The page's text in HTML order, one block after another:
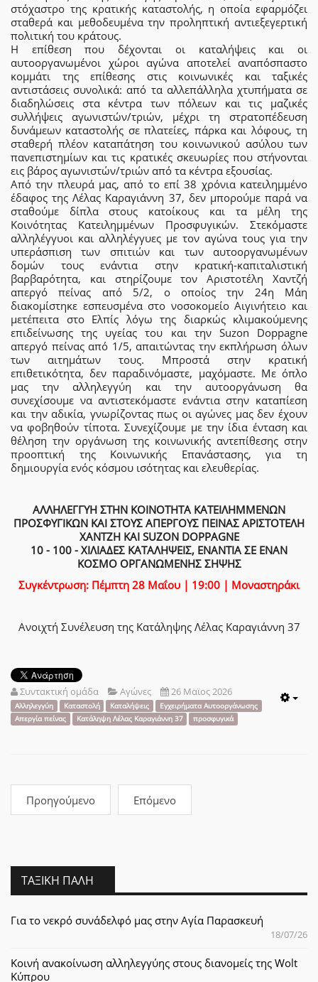
στόχαστρο της κρατικής καταστολής, η οποία εφαρμόζει
σταθερά και μεθοδευμένα την προληπτική αντιεξεγερτική
πολιτική του κράτους.
Η επίθεση που δέχονται οι καταλήψεις και οι
αυτοοργανωμένοι χώροι αγώνα αποτελεί αναπόσπαστο
κομμάτι της επίθεσης στις κοινωνικές και ταξικές
αντιστάσεις συνολικά: από τα αλλεπάλληλα χτυπήματα σε
διαδηλώσεις στα κέντρα των πόλεων και τις μαζικές
συλλήψεις αγωνιστών/τριών, μέχρι τη στρατοπέδευση
δυνάμεων καταστολής σε πλατείες, πάρκα και λόφους, τη
σταθερή πλέον καταπάτηση του κοινωνικού ασύλου των
πανεπιστημίων και τις κρατικές σκευωρίες που στήνονται
εις βάρος αγωνιστών/τριών από τα κέντρα εξουσίας.
Από την πλευρά μας, από το επί 38 χρόνια κατειλημμένο
έδαφος της Λέλας Καραγιάννη 37, δεν μπορούμε παρά να
σταθούμε δίπλα στους κατοίκους και τα μέλη της
Κοινότητας Κατειλημμένων Προσφυγικών. Στεκόμαστε
αλληλέγγυοι και αλληλέγγυες με τον αγώνα τους για την
υπεράσπιση των σπιτιών και των αυτοοργανωμένων
δομών τους ενάντια στην κρατική-καπιταλιστική
βαρβαρότητα, και στηρίζουμε τον Αριστοτέλη Χαντζή
απεργό πείνας από 5/2, ο οποίος την 24η Μάη
διακομίστηκε εσπευσμένα στο νοσοκομείο Αιγινήτειο και
μετέπειτα στο Ελπίς λόγω της διαρκώς κλιμακούμενης
επιδείνωσης της υγείας του και την Suzon Doppagne
απεργό πείνας από 1/5, απαιτώντας την εκπλήρωση όλων
των αιτημάτων τους. Μπροστά στην κρατική
επιθετικότητα, δεν παραδινόμαστε, μαχόμαστε. Με όπλο
μας την αλληλεγγύη και την αυτοοργάνωση θα
συνεχίσουμε να αντιστεκόμαστε ενάντια στην καταπίεση
και την αδικία, γνωρίζοντας πως οι αγώνες μας δεν έχουν
να φοβηθούν τίποτα. Συνεχίζουμε με την ίδια ένταση και
θέληση την οργάνωση της κοινωνικής αντεπίθεσης στην
προοπτική της Κοινωνικής Επανάστασης, για τη
δημιουργία ενός κόσμου ισότητας και ελευθερίας.
ΑΛΛΗΛΕΓΓΥΗ ΣΤΗΝ ΚΟΙΝΟΤΗΤΑ ΚΑΤΕΙΛΗΜΜΕΝΩΝ
ΠΡΟΣΦΥΓΙΚΩΝ ΚΑΙ ΣΤΟΥΣ ΑΠΕΡΓΟΥΣ ΠΕΙΝΑΣ ΑΡΙΣΤΟΤΕΛΗ
ΧΑΝΤΖΗ ΚΑΙ SUZON DOPPAGNE
10 - 100 - ΧΙΛΙΑΔΕΣ ΚΑΤΑΛΗΨΕΙΣ, ΕΝΑΝΤΙΑ ΣΕ ΕΝΑΝ
ΚΟΣΜΟ ΟΡΓΑΝΩΜΕΝΗΣ ΣΗΨΗΣ
Συγκέντρωση: Πέμπτη 28 Μαΐου | 19:00 | Μοναστηράκι
Ανοιχτή Συνέλευση της Κατάληψης Λέλας Καραγιάννη 37
Συντακτική ομάδα Αγώνες 26 Μαϊος 2026
Αλληλεγγύη Καταστολή Καταλήψεις
Εγχειρήματα Αυτοοργάνωσης
Απεργία πείνας
Κατάληψη Λέλας Καραγιάννη 37 προσφυγικά
Προηγούμενο Επόμενο
ΤΑΞΙΚΉ ΠΆΛΗ
Για το νεκρό συνάδελφό μας στην Αγία Παρασκευή
18/07/26
Κοινή ανακοίνωση αλληλεγγύης στους διανομείς της Wolt
Κύπρου